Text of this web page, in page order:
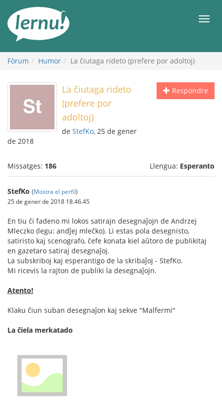
contingut
Fòrum Humor La ĉiutaga rideto (prefere por adoltoj)
Respondre
La ĉiutaga rideto
(prefere por
adoltoj)
de StefKo, 25 de gener
de 2018
Missatges: 186 Llengua: Esperanto
StefKo (Mostra el perfil)
25 de gener de 2018 18.46.45
En tiu ĉi fadeno mi lokos satirajn desegnaĵojn de Andrzej
Mleczko (legu: andĵej mleĉko). Li estas pola desegnisto,
satiristo kaj scenografo, ĉefe konata kiel aŭtoro de publikitaj
en gazetaro satiraj desegnaĵoj.
La subskriboj kaj esperantigo de la skribaĵoj - StefKo.
Mi ricevis la rajton de publiki la desegnaĵojn.
Atento!
Klaku ĉiun suban desegnaĵon kaj sekve "Malfermi"
La ĉiela merkatado